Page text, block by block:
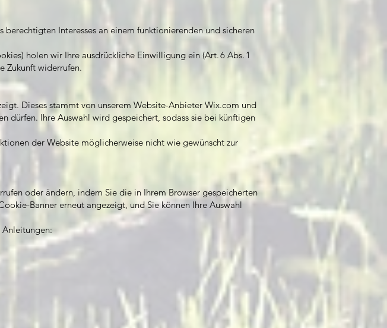
Interesses an einem funktionierenden und sicheren
holen wir Ihre ausdrückliche Einwilligung ein (Art. 6 Abs. 1
Zukunft widerrufen.
Dieses stammt von unserem Website-Anbieter Wix.com und
dürfen. Ihre Auswahl wird gespeichert, sodass sie bei künftigen
der Website möglicherweise nicht wie gewünscht zur
oder ändern, indem Sie die in Ihrem Browser gespeicherten
Banner erneut angezeigt, und Sie können Ihre Auswahl
Anleitungen: